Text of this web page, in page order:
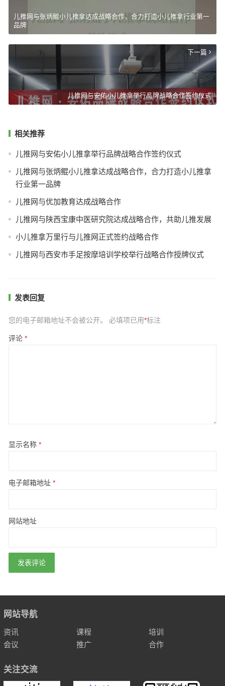
儿推网与张炳鲲小儿推拿达成战略合作，合力打造小儿推拿行业第一
品牌
下一篇
儿推网与安佑小儿推拿举行品牌战略合作签约仪式
相关推荐
儿推网与安佑小儿推拿举行品牌战略合作签约仪式
儿推网与张炳鲲小儿推拿达成战略合作，合力打造小儿推拿
行业第一品牌
儿推网与优加教育达成战略合作
儿推网与陕西宝康中医研究院达成战略合作，共助儿推发展
小儿推拿万里行与儿推网正式签约战略合作
儿推网与西安市手足按摩培训学校举行战略合作授牌仪式
发表回复
您的电子邮箱地址不会被公开。 必填项已用*标注
评论 *
显示名称 *
电子邮箱地址 *
网站地址
网站导航
资讯 课程
培训
会议
推广 合作
关注交流